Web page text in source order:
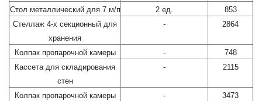
Стол металлический для 7 м/п
2 ед.
853
Стеллаж 4-х секционный для
хранения
- 2864
Колпак пропарочной камеры -
748
Кассета для складирования
стен
- 2115
Колпак пропарочной камеры -
3473